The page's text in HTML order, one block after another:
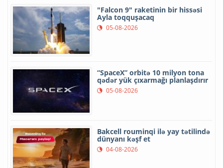
"Falcon 9" raketinin bir hissəsi
Ayla toqquşacaq
05-08-2026
“SpaceX” orbitə 10 milyon tona
qədər yük çıxarmağı planlaşdırır
05-08-2026
Bakcell rouminqi ilə yay tətilində
dünyanı kəşf et
04-08-2026